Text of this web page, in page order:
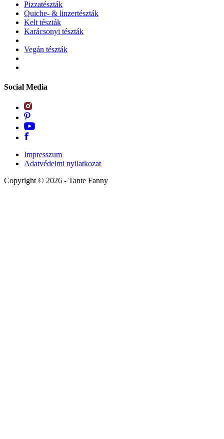
Pizzatészták
Quiche- & linzertészták
Kelt tészták
Karácsonyi tészták
Vegán tészták
Social Media
Impresszum
Adatvédelmi nyilatkozat
Copyright © 2026 - Tante Fanny